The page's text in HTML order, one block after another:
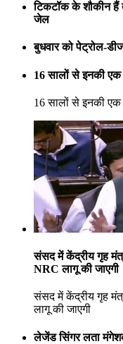
टिकटॉक के शौकीन हैं
जेल
बुधवार को पेट्रोल-
16 सालों से इनकी एक
16 सालों से इनकी एक
संसद में केंद्रीय गृह
NRC लागू की जाएगी
संसद में केंद्रीय गृह
लागू की जाएगी
लेजेंड सिंगर लता